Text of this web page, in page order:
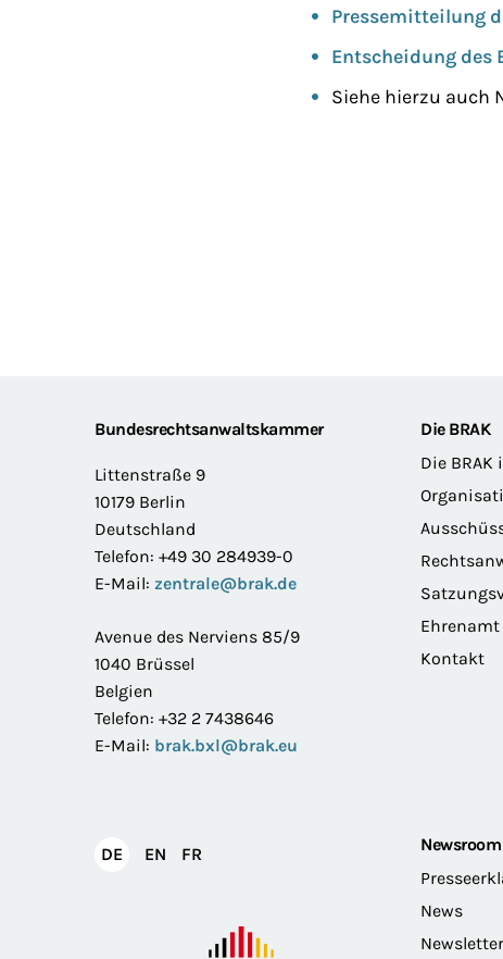
Pressemitteilung
Entscheidung des
Siehe hierzu auch
FooterBundesrechtsanwaltskammer
Littenstraße 9
10179 Berlin
Deutschland
Telefon: +49 30 284939-0
E-Mail: zentrale@brak.de
Avenue des Nerviens 85/9
1040 Brüssel
Belgien
Telefon: +32 2 7438646
E-Mail: brak.bxl@brak.eu
Die BRAK
Die BRAK
Ehrenamt
Kontakt
DEDeutsch
EN English
FR
Newsroom
News
Newsletter